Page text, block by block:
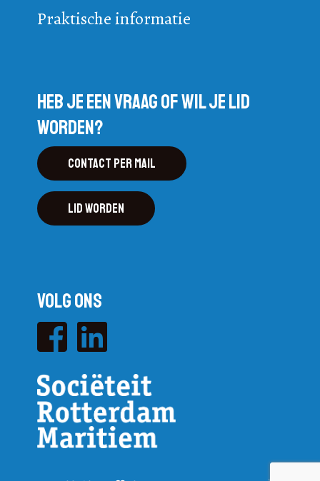
Praktische informatie
Heb je een vraag of wil je lid
worden?
Contact per mail
Lid worden
Volg ons